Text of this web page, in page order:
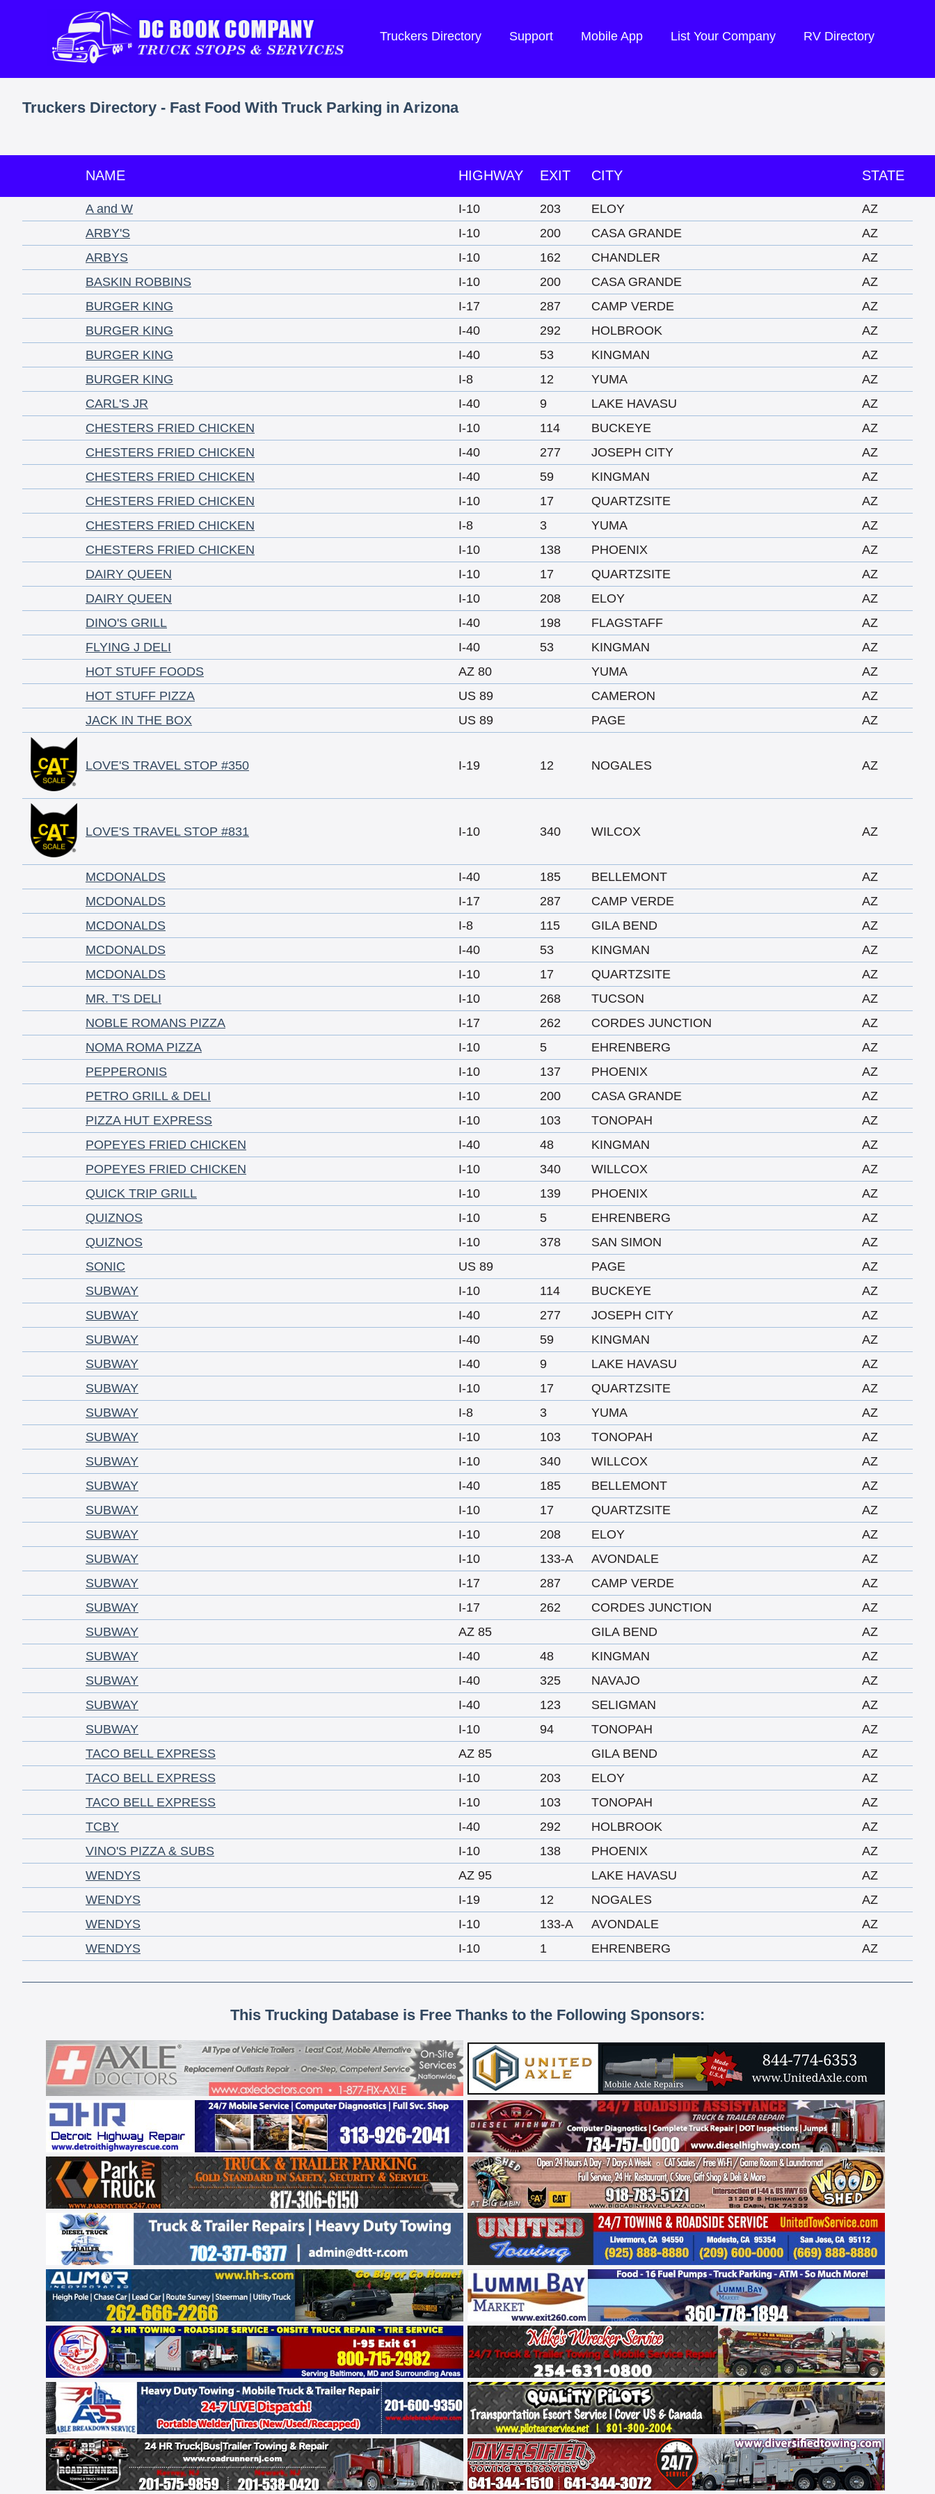
Truckers Directory Support Mobile App List Your Company RV Directory
Truckers Directory - Fast Food With Truck Parking in Arizona
NAME HIGHWAY EXIT CITY STATE
A and W I-10 203 ELOY
AZ
ARBY'S
I-10 200 CASA GRANDE
AZ
ARBYS
I-10 162 CHANDLER
AZ
BASKIN ROBBINS
I-10 200 CASA GRANDE
AZ
BURGER KING
I-17 287 CAMP VERDE
AZ
BURGER KING
I-40 292 HOLBROOK
AZ
BURGER KING
I-40 53 KINGMAN
AZ
BURGER KING
I-8 12 YUMA
AZ
CARL'S JR
I-40 9 LAKE HAVASU
AZ
CHESTERS FRIED CHICKEN
I-10 114 BUCKEYE
AZ
CHESTERS FRIED CHICKEN
I-40 277 JOSEPH CITY
AZ
CHESTERS FRIED CHICKEN
I-40 59 KINGMAN
AZ
CHESTERS FRIED CHICKEN
I-10 17 QUARTZSITE
AZ
CHESTERS FRIED CHICKEN
I-8 3 YUMA
AZ
CHESTERS FRIED CHICKEN
I-10 138 PHOENIX
AZ
DAIRY QUEEN
I-10 17 QUARTZSITE
AZ
DAIRY QUEEN
I-10 208 ELOY
AZ
DINO'S GRILL
I-40 198 FLAGSTAFF
AZ
FLYING J DELI
I-40 53 KINGMAN
AZ
HOT STUFF FOODS
AZ 80 YUMA
AZ
HOT STUFF PIZZA
US 89 CAMERON
AZ
JACK IN THE BOX
US 89 PAGE AZ
LOVE'S TRAVEL STOP #350 I-19 12 NOGALES AZ
LOVE'S TRAVEL STOP #831 I-10 340 WILCOX AZ
MCDONALDS I-40 185 BELLEMONT
AZ
MCDONALDS
I-17 287 CAMP VERDE
AZ
MCDONALDS
I-8 115 GILA BEND
AZ
MCDONALDS
I-40 53 KINGMAN
AZ
MCDONALDS
I-10 17 QUARTZSITE
AZ
MR. T'S DELI
I-10 268 TUCSON
AZ
NOBLE ROMANS PIZZA
I-17 262 CORDES JUNCTION
AZ
NOMA ROMA PIZZA
I-10 5 EHRENBERG
AZ
PEPPERONIS
I-10 137 PHOENIX
AZ
PETRO GRILL & DELI
I-10 200 CASA GRANDE
AZ
PIZZA HUT EXPRESS
I-10 103 TONOPAH
AZ
POPEYES FRIED CHICKEN
I-40 48 KINGMAN
AZ
POPEYES FRIED CHICKEN
I-10 340 WILLCOX
AZ
QUICK TRIP GRILL
I-10 139 PHOENIX
AZ
QUIZNOS
I-10 5 EHRENBERG
AZ
QUIZNOS
I-10 378 SAN SIMON
AZ
SONIC
US 89 PAGE
AZ
SUBWAY
I-10 114 BUCKEYE
AZ
SUBWAY
I-40 277 JOSEPH CITY
AZ
SUBWAY
I-40 59 KINGMAN
AZ
SUBWAY
I-40 9 LAKE HAVASU
AZ
SUBWAY
I-10 17 QUARTZSITE
AZ
SUBWAY
I-8 3 YUMA
AZ
SUBWAY
I-10 103 TONOPAH
AZ
SUBWAY
I-10 340 WILLCOX
AZ
SUBWAY
I-40 185 BELLEMONT
AZ
SUBWAY
I-10 17 QUARTZSITE
AZ
SUBWAY
I-10 208 ELOY
AZ
SUBWAY
I-10 133-A AVONDALE
AZ
SUBWAY
I-17 287 CAMP VERDE
AZ
SUBWAY
I-17 262 CORDES JUNCTION
AZ
SUBWAY
AZ 85 GILA BEND
AZ
SUBWAY
I-40 48 KINGMAN
AZ
SUBWAY
I-40 325 NAVAJO
AZ
SUBWAY
I-40 123 SELIGMAN
AZ
SUBWAY
I-10 94 TONOPAH
AZ
TACO BELL EXPRESS
AZ 85 GILA BEND
AZ
TACO BELL EXPRESS
I-10 203 ELOY
AZ
TACO BELL EXPRESS
I-10 103 TONOPAH
AZ
TCBY
I-40 292 HOLBROOK
AZ
VINO'S PIZZA & SUBS
I-10 138 PHOENIX
AZ
WENDYS
AZ 95 LAKE HAVASU
AZ
WENDYS
I-19 12 NOGALES
AZ
WENDYS
I-10 133-A AVONDALE
AZ
WENDYS
I-10 1 EHRENBERG AZ
This Trucking Database is Free Thanks to the Following Sponsors: